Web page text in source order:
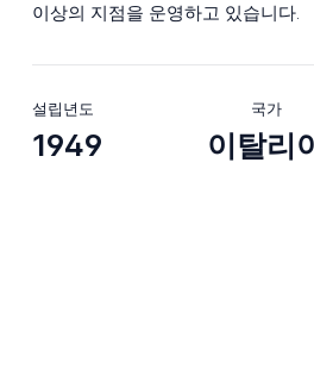
이상의 지점을 운영하고 있습니다.
설립년도
1949
국가
이탈리